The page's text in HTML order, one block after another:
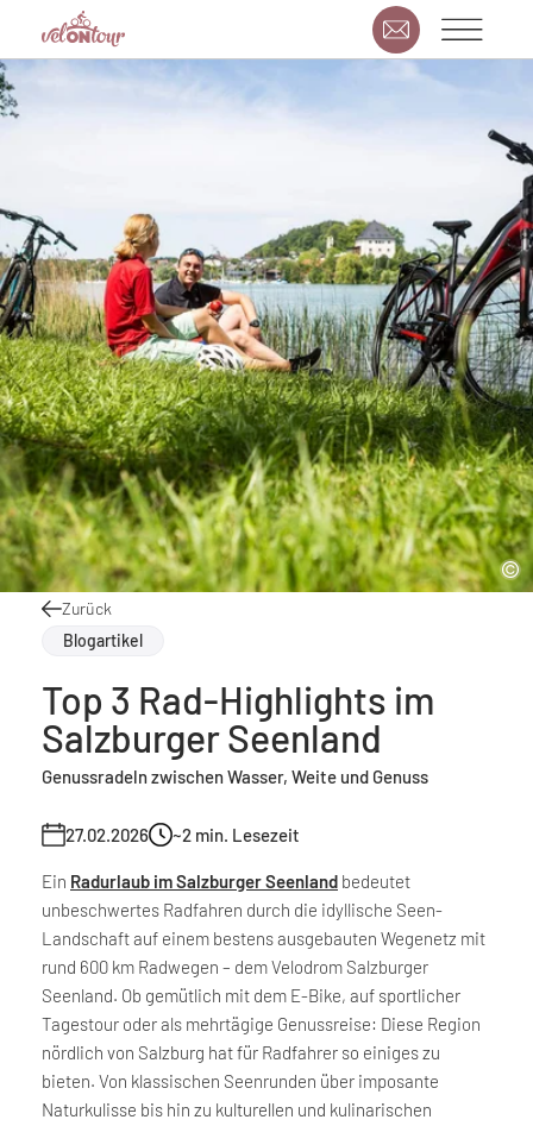
Zurück
Blogartikel
Top 3 Rad-Highlights im
Salzburger Seenland
Genussradeln zwischen Wasser, Weite und Genuss
27.02.2026 ~2 min. Lesezeit
Ein Radurlaub im Salzburger Seenland bedeutet
unbeschwertes Radfahren durch die idyllische Seen-
Landschaft auf einem bestens ausgebauten Wegenetz mit
rund 600 km Radwegen – dem Velodrom Salzburger
Seenland. Ob gemütlich mit dem E-Bike, auf sportlicher
Tagestour oder als mehrtägige Genussreise: Diese Region
nördlich von Salzburg hat für Radfahrer so einiges zu
bieten. Von klassischen Seenrunden über imposante
Naturkulisse bis hin zu kulturellen und kulinarischen